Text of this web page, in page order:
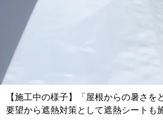
【施工中の様子】「屋根からの暑さを
要望から遮熱対策として遮熱シートも